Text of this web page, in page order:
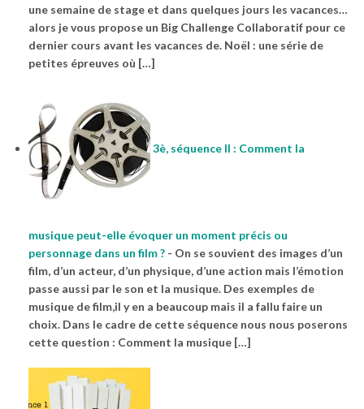
une semaine de stage et dans quelques jours les vacances…
alors je vous propose un Big Challenge Collaboratif pour ce
dernier cours avant les vacances de. Noël : une série de
petites épreuves où […]
3è, séquence II : Comment la
musique peut-elle évoquer un moment précis ou
personnage dans un film ? - On se souvient des images d’un
film, d’un acteur, d’un physique, d’une action mais l’émotion
passe aussi par le son et la musique. Des exemples de
musique de film,il y en a beaucoup mais il a fallu faire un
choix. Dans le cadre de cette séquence nous nous poserons
cette question : Comment la musique […]